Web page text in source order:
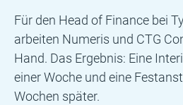
Für den Head of Finance bei
arbeiten Numeris und CTG
Hand. Das Ergebnis: Eine
einer Woche und eine
Wochen später.